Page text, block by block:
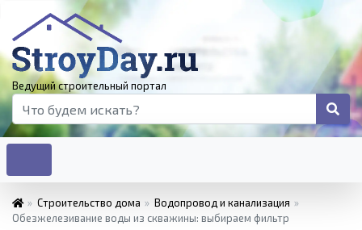
Ведущий строительный портал
» Строительство дома » Водопровод и канализация »
Обезжелезивание воды из скважины: выбираем фильтр